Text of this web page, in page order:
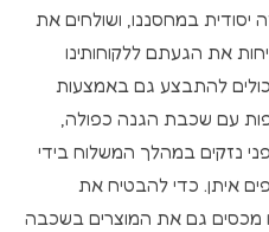
יסודית במחסננו, ושולחים את
את הגעתם ללקוחותינו
להתבצע גם באמצעות
עם שכבת הגנה כפולה,
נזקים במהלך המשלוח בידי
איתן. כדי להבטיח את
מכסים גם את המוצרים בשכבה